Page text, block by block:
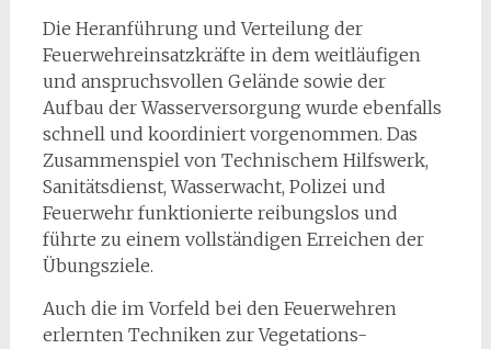
Die Heranführung und Verteilung der
Feuerwehreinsatzkräfte in dem weitläufigen
und anspruchsvollen Gelände sowie der
Aufbau der Wasserversorgung wurde ebenfalls
schnell und koordiniert vorgenommen. Das
Zusammenspiel von Technischem Hilfswerk,
Sanitätsdienst, Wasserwacht, Polizei und
Feuerwehr funktionierte reibungslos und
führte zu einem vollständigen Erreichen der
Übungsziele.
Auch die im Vorfeld bei den Feuerwehren
erlernten Techniken zur Vegetations-